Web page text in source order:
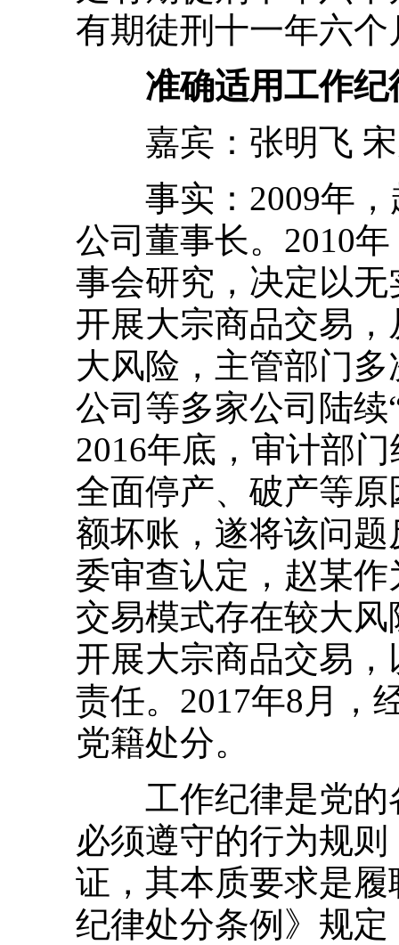
有期徒刑十一年六
准确适用工作纪
嘉宾：张明飞 宋
事实：2009年，
公司董事长。2010
事会研究，决定以
开展大宗商品交易
大风险，主管部门
公司等多家公司陆
2016年底，审计部
全面停产、破产等
额坏账，遂将该问
委审查认定，赵某
交易模式存在较大
开展大宗商品交易
责任。2017年8月，
党籍处分。
工作纪律是党的
必须遵守的行为规
证，其本质要求是
纪律处分条例》规